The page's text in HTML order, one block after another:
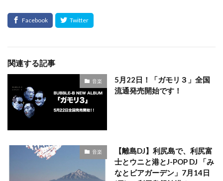
関連する記事
音楽
5月22日！「ガモリ３」全国
流通発売開始です！
音楽
【離島DJ】利尻島で、利尻富
士とウニと港とJ-POP DJ 「み
なとビアガーデン」7月14日